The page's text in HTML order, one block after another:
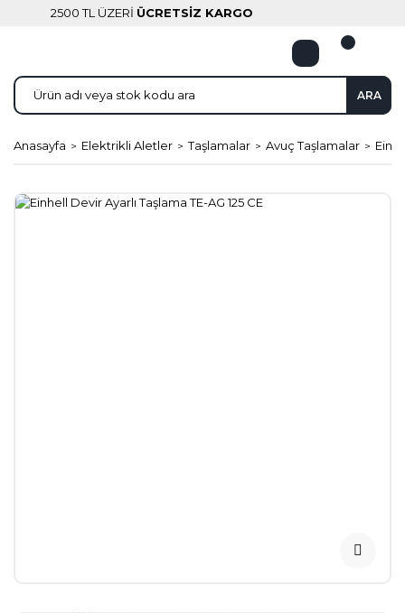
2500 TL ÜZERİ ÜCRETSİZ KARGO
ARA
Anasayfa Elektrikli Aletler Taşlamalar Avuç Taşlamalar